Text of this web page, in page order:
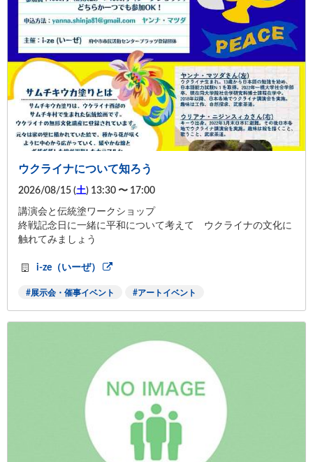
ウクライナについて知ろう
2026/08/15 (土) 13:30 〜 17:00
講演会と伝統塗ワークショップ
終戦記念日に一緒に平和について考えて ウクライナの文化に
触れてみましょう
i-ze（いーぜ）
展示会・催事イベント アートイベント